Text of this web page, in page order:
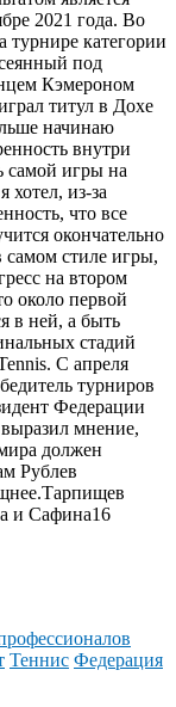
2021 года. Во
турнире категории
под
Кэмероном
титул в Дохе
начинаю
внутри
самой игры на
из-за
что все
окончательно
самом стиле игры,
на втором
около первой
в ней, а быть
стадий
С апреля
турниров
Федерации
мнение,
должен
Рублев
Тарпищев
и Сафина16
Теннис Федерация